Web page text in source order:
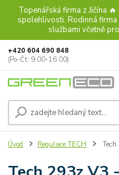
Topenářská firma z Jičína
spolehlivosti. Rodinná
službami včetně
+420 604 690 848
(Po-Čt: 9:00-16:00)
Úvod Regulace TECH